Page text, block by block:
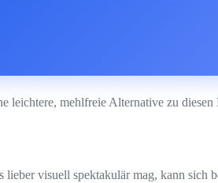
mehlfreie Alternative zu
lieber visuell spektakulär mag, kann sich